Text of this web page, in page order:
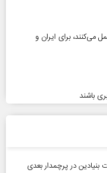
می‌کنند، برای ایران و
باشند
بنیادین در پرچمدار بعدی